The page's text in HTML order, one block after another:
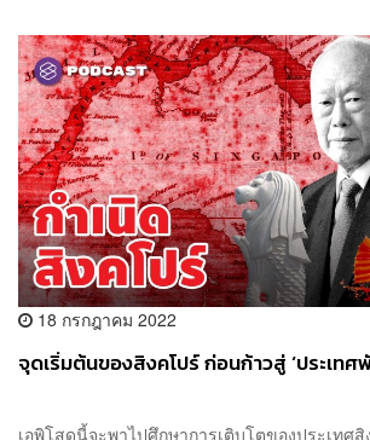
18 กรกฎาคม 2022
จุดเริ่มต้นของสิงคโปร์ ก่อนก้าวสู่ ‘ประเท
เอพิโสดนี้จะพาไปศึกษาการเติบโตของประเทศ